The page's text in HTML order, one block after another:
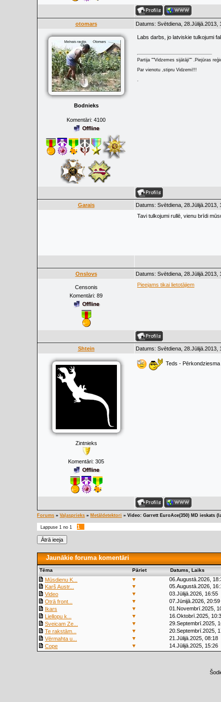
otomars Datums: Svētdiena,
Bodnieks
Komentāri: 4100
Labs darbs, jo latviskie tulkojumi
Partija ""Vidzemes sijātāji"" .Piejūras
Par vienotu ,stipru Vidzemi!!!
.
Garais
Datums: Svētdiena, 28.Jūlijā.2013,
Tavi tulkojumi rullē, vienu brīdi
Onslovs Datums: Svētdiena,
Censonis
Komentāri: 89
Pieejams tikai lietotājiem
Shtein Datums: Svētdiena,
Zintnieks
Komentāri: 305
Teds - Pērkondziesma
Forums » Vaļasprieks » Metāldetektori » Video: Garrett EuroAce(350) MD ieskats
Lappuse 1 no 1 1
Jaunākie foruma komentāri
Tēma Pāriet Datums, Laiks
Mūsdienu K... ▼
06.Augustā.2026,
Karš Austr...
▼
05.Augustā.2026,
Video
▼
03.Jūlijā.2026, 16:55
Otrā front...
▼
07.Jūnijā.2026, 20:59
Ikars
▼
01.Novembrī.2025,
Liellopu k...
▼
16.Oktobrī.2025,
Sveicam Ze...
▼
29.Septembrī.2025,
Te rakstām...
▼
20.Septembrī.2025,
Vērmahta u...
▼
21.Jūlijā.2025, 08:18
Cope
▼ 14.Jūlijā.2025, 15:26